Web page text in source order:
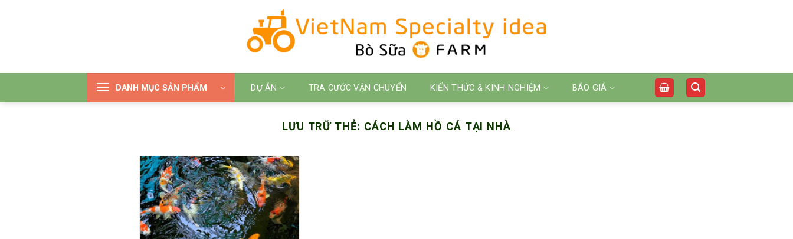
DANH MỤC SẢN PHẨM DỰ ÁN TRA CƯỚC VẬN CHUYỂN KIẾN THỨC & KINH NGHIỆM BÁO GIÁ
LƯU TRỮ THẺ: CÁCH LÀM HỒ CÁ TẠI NHÀ